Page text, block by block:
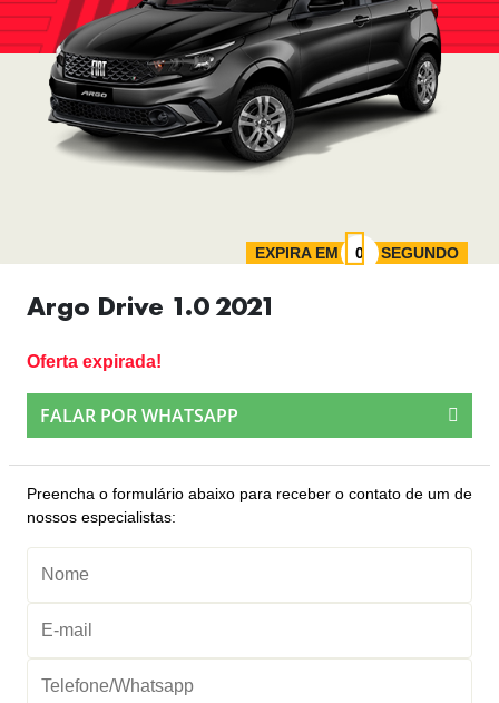
EXPIRA EM SEGUNDO
Argo Drive 1.0 2021
Oferta expirada!
FALAR POR WHATSAPP
Preencha o formulário abaixo para receber o contato de um de
nossos especialistas: